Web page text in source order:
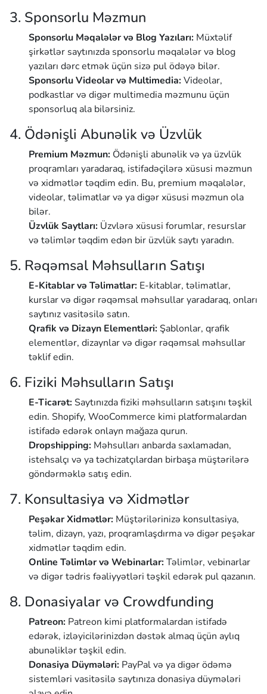
3. Sponsorlu Məzmun
Sponsorlu Məqalələr və Blog Yazıları: Müxtəlif
şirkətlər saytınızda sponsorlu məqalələr və blog
yazıları dərc etmək üçün sizə pul ödəyə bilər.
Sponsorlu Videolar və Multimedia:Videolar,
podkastlar və digər multimedia məzmunu üçün
sponsorluq ala bilərsiniz.
4. Ödənişli Abunəlik və Üzvlük
Premium Məzmun: Ödənişli abunəlik və ya üzvlük
proqramları yaradaraq, istifadəçilərə xüsusi məzmun
və xidmətlər təqdim edin. Bu, premium məqalələr,
videolar, təlimatlar və ya digər xüsusi məzmun ola
bilər.
Üzvlük Saytları: Üzvlərə xüsusi forumlar, resurslar
və təlimlər təqdim edən bir üzvlük saytı yaradın.
5. Rəqəmsal Məhsulların Satışı
E-Kitablar və Təlimatlar: E-kitablar, təlimatlar,
kurslar və digər rəqəmsal məhsullar yaradaraq, onları
saytınız vasitəsilə satın.
Qrafik və Dizayn Elementləri:Şablonlar, qrafik
elementlər, dizaynlar və digər rəqəmsal məhsullar
təklif edin.
6. Fiziki Məhsulların Satışı
E-Ticarət:Saytınızda fiziki məhsulların satışını təşkil
edin. Shopify, WooCommerce kimi platformalardan
istifadə edərək onlayn mağaza qurun.
Dropshipping: Məhsulları anbarda saxlamadan,
istehsalçı və ya təchizatçılardan birbaşa müştərilərə
göndərməklə satış edin.
7. Konsultasiya və Xidmətlər
Peşəkar Xidmətlər: Müştərilərinizə konsultasiya,
təlim, dizayn, yazı, proqramlaşdırma və digər peşəkar
xidmətlər təqdim edin.
Online Təlimlər və Webinarlar:Təlimlər, vebinarlar
və digər tədris fəaliyyətləri təşkil edərək pul qazanın.
8. Donasiyalar və Crowdfunding
Patreon: Patreon kimi platformalardan istifadə
edərək, izləyicilərinizdən dəstək almaq üçün aylıq
abunəliklər təşkil edin.
Donasiya Düymələri: PayPal və ya digər ödəmə
sistemləri vasitəsilə saytınıza donasiya düymələri